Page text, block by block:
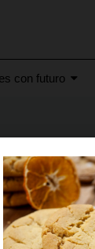
con futuro